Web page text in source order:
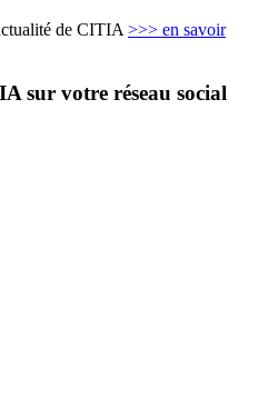
de CITIA >>> en savoir
sur votre réseau social